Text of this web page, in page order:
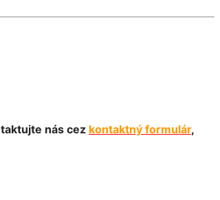
nás cez kontaktný formulár,